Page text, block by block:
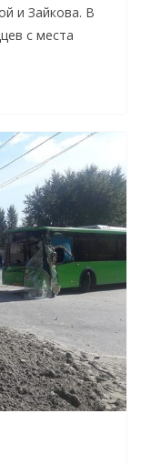
и Зайкова. В
с места